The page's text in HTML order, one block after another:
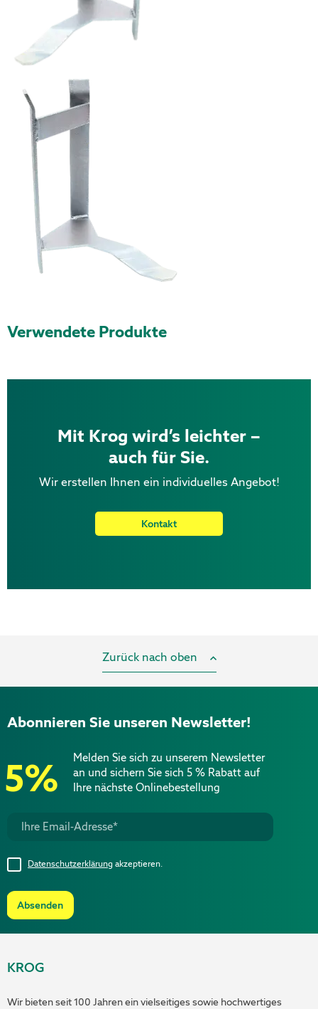
Verwendete Produkte
Mit Krog wird’s leichter –
auch für Sie.
Wir erstellen Ihnen ein individuelles Angebot!
Kontakt
Zurück nach oben
Abonnieren Sie unseren Newsletter!
5%
Melden Sie sich zu unserem Newsletter
an und sichern Sie sich 5 % Rabatt auf
Ihre nächste Onlinebestellung
Absenden
Datenschutzerklärung akzeptieren.
KROG
Wir bieten seit 100 Jahren ein vielseitiges sowie hochwertiges